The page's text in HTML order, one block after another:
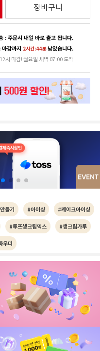
장바구니
: 주문시 내일 바로 출고 됩니다.
마감까지 2시간:44분남았습니다.
시 마감! 월요일 새벽 07:00 도착
들기 #아이싱 #케이크아이싱
#루프생크림믹스 #생크림가루
우더